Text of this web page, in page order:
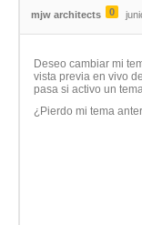
mjw architects 0
Deseo cambiar mi
vista previa en vivo
pasa si activo un
¿Pierdo mi tema